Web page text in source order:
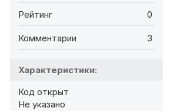
Рейтинг 0
Комментарии 3
Характеристики:
Код открыт
Не указано